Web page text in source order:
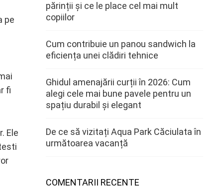
pe
fi
Ele
părinții și ce le place cel mai mult
copiilor
Cum contribuie un panou sandwich la
eficiența unei clădiri tehnice
Ghidul amenajării curții în 2026: Cum
alegi cele mai bune pavele pentru un
spațiu durabil și elegant
De ce să vizitați Aqua Park Căciulata în
următoarea vacanță
COMENTARII RECENTE